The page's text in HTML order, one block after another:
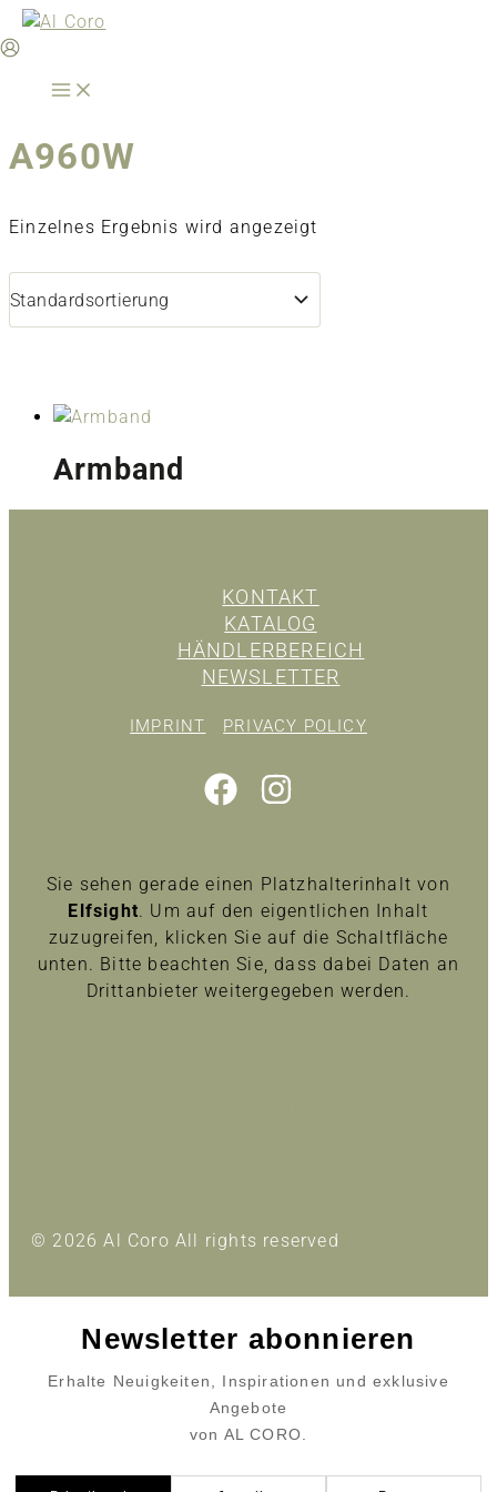
Zum
Inhalt
A960W
Einzelnes Ergebnis wird angezeigt
Armband
KONTAKT
KATALOG
HÄNDLERBEREICH
NEWSLETTER
IMPRINT PRIVACY POLICY
Sie sehen gerade einen Platzhalterinhalt von
Elfsight. Um auf den eigentlichen Inhalt
zuzugreifen, klicken Sie auf die Schaltfläche
unten. Bitte beachten Sie, dass dabei Daten an
Drittanbieter weitergegeben werden.
© 2026 Al Coro All rights reserved
Newsletter abonnieren
Erhalte Neuigkeiten, Inspirationen und exklusive
Angebote
von AL CORO.